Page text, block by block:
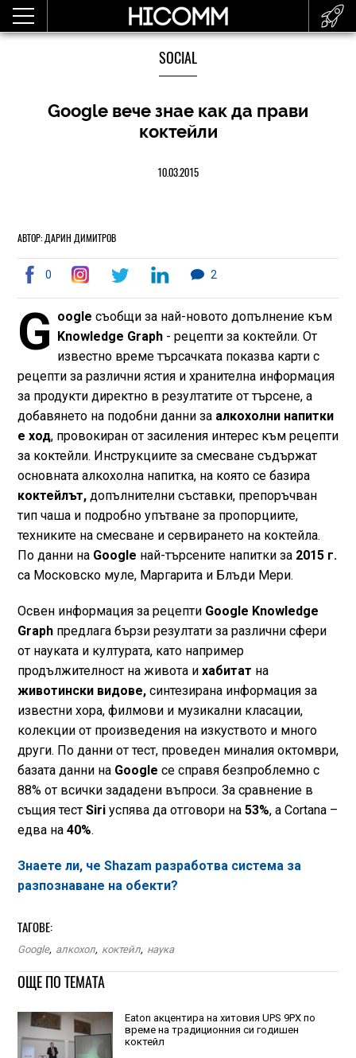
SOCIAL
Google вече знае как да прави
коктейли
10.03.2015
АВТОР: ДАРИН ДИМИТРОВ
0 2
G oogle съобщи за най-новото допълнение към
Knowledge Graph - рецепти за коктейли. От
известно време търсачката показва карти с
рецепти за различни ястия и хранителна информация
за продукти директно в резултатите от търсене, а
добавянето на подобни данни за алкохолни напитки
е ход, провокиран от засиления интерес към рецепти
за коктейли. Инструкциите за смесване съдържат
основната алкохолна напитка, на която се базира
коктейлът,допълнителни съставки, препоръчван
тип чаша и подробно упътване за пропорциите,
техниките на смесване и сервирането на коктейла.
По данни на Google най-търсените напитки за 2015 г.
са Московско муле, Маргарита и Блъди Мери.
Освен информация за рецепти Google Knowledge
Graphпредлага бързи резултати за различни сфери
от науката и културата, като например
продължителност на живота и хабитат на
животински видове,синтезирана информация за
известни хора, филмови и музикални класации,
колекции от произведения на изкуството и много
други. По данни от тест, проведен миналия октомври,
базата данни на Google се справя безпроблемно с
88% от всички зададени въпроси. За сравнение в
същия тест Siriуспява да отговори на 53%, а Cortana –
едва на 40%.
Знаете ли, че Shazam разработва система за
разпознаване на обекти?
ТАГОВЕ:
Google, алкохол, коктейл, наука
ОЩЕ ПО ТЕМАТА
Eaton акцентира на хитовия UPS 9PX по
време на традиционния си годишен
коктейл